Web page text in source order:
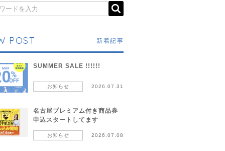
POST 新着記事
SUMMER SALE !!!!!!
お知らせ 2026.07.31
名古屋プレミアム付き商品券
申込スタートしてます
お知らせ 2026.07.08